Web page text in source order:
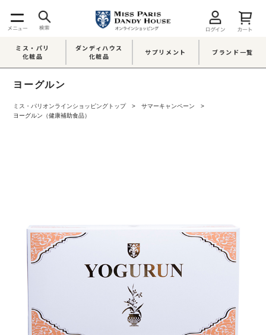
ミス・パリ
化粧品
ダンディハウス
化粧品
サプリメント ブランド一覧
ヨーグルン
ミス・パリオンラインショッピングトップ
サマーキャンペーン
ヨーグルン（健康補助食品）